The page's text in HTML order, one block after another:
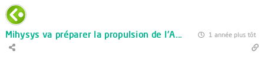
Mihysys va préparer la propulsion de l'A... 1 année plus tôt